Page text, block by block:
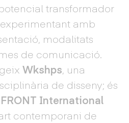
transformador
experimentant amb
modalitats
de comunicació.
Wkshps, una
de disseny; és
FRONT International
contemporani de